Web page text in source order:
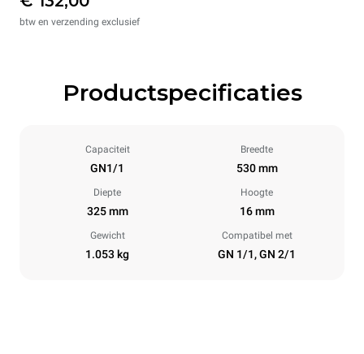
btw en verzending exclusief
Productspecificaties
Capaciteit
GN1/1
Breedte
530 mm
Diepte
325 mm
Hoogte
16 mm
Gewicht
1.053 kg
Compatibel met
GN 1/1, GN 2/1